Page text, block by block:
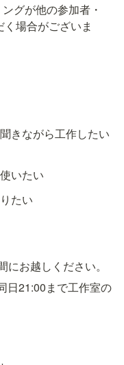
グが他の参加者・
場合がございま
きながら工作したい
いたい
たい
にお越しください。
日21:00まで工作室の